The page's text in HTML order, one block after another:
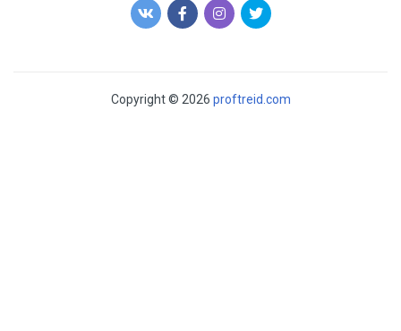
Copyright © 2026 proftreid.com